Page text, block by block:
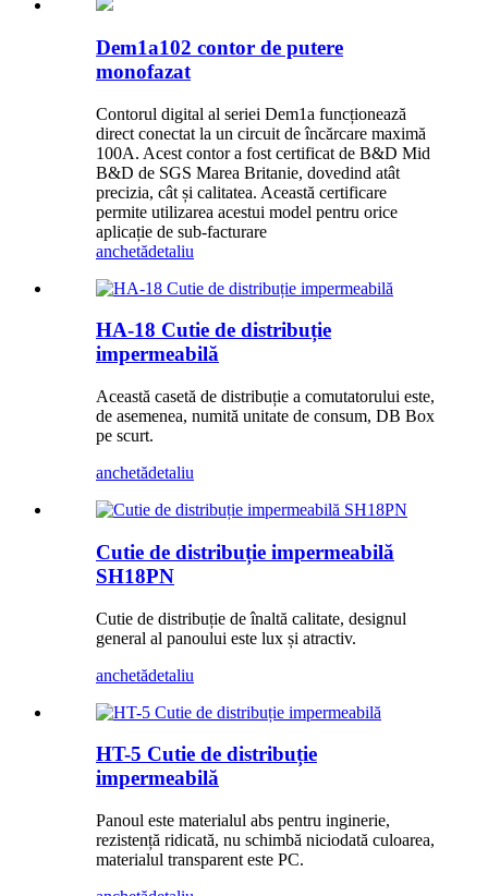
Dem1a102 contor de putere
monofazat
Contorul digital al seriei Dem1a funcționează
direct conectat la un circuit de încărcare maximă
100A. Acest contor a fost certificat de B&D Mid
B&D de SGS Marea Britanie, dovedind atât
precizia, cât și calitatea. Această certificare
permite utilizarea acestui model pentru orice
aplicație de sub-facturare
anchetădetaliu
HA-18 Cutie de distribuție
impermeabilă
Această casetă de distribuție a comutatorului este,
de asemenea, numită unitate de consum, DB Box
pe scurt.
anchetădetaliu
Cutie de distribuție impermeabilă
SH18PN
Cutie de distribuție de înaltă calitate, designul
general al panoului este lux și atractiv.
anchetădetaliu
HT-5 Cutie de distribuție
impermeabilă
Panoul este materialul abs pentru inginerie,
rezistență ridicată, nu schimbă niciodată culoarea,
materialul transparent este PC.